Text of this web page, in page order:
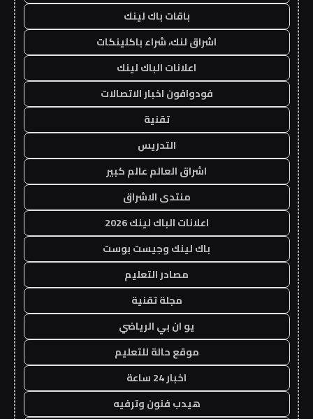
باقات باك لينك
اشراق لنك، شراء باكلينكات
اعلانات الباك لينك
فودوافون اخبار الاتصالات
تقنية
التدريس
اشراق العالم عالم كبير
منتدى الاشراق
اعلانات الباك لينك 2026
باك لينك وجيست بوست
مصادر التعليم
مجلة تقنية
يو ان بي الرياضي
موقع حالة للتعليم
اخبار 24 ساعة
هيدب فنون وترفيه